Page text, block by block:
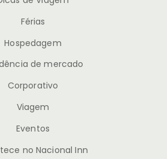
Férias
Hospedagem
de mercado
Corporativo
Viagem
Eventos
no Nacional Inn